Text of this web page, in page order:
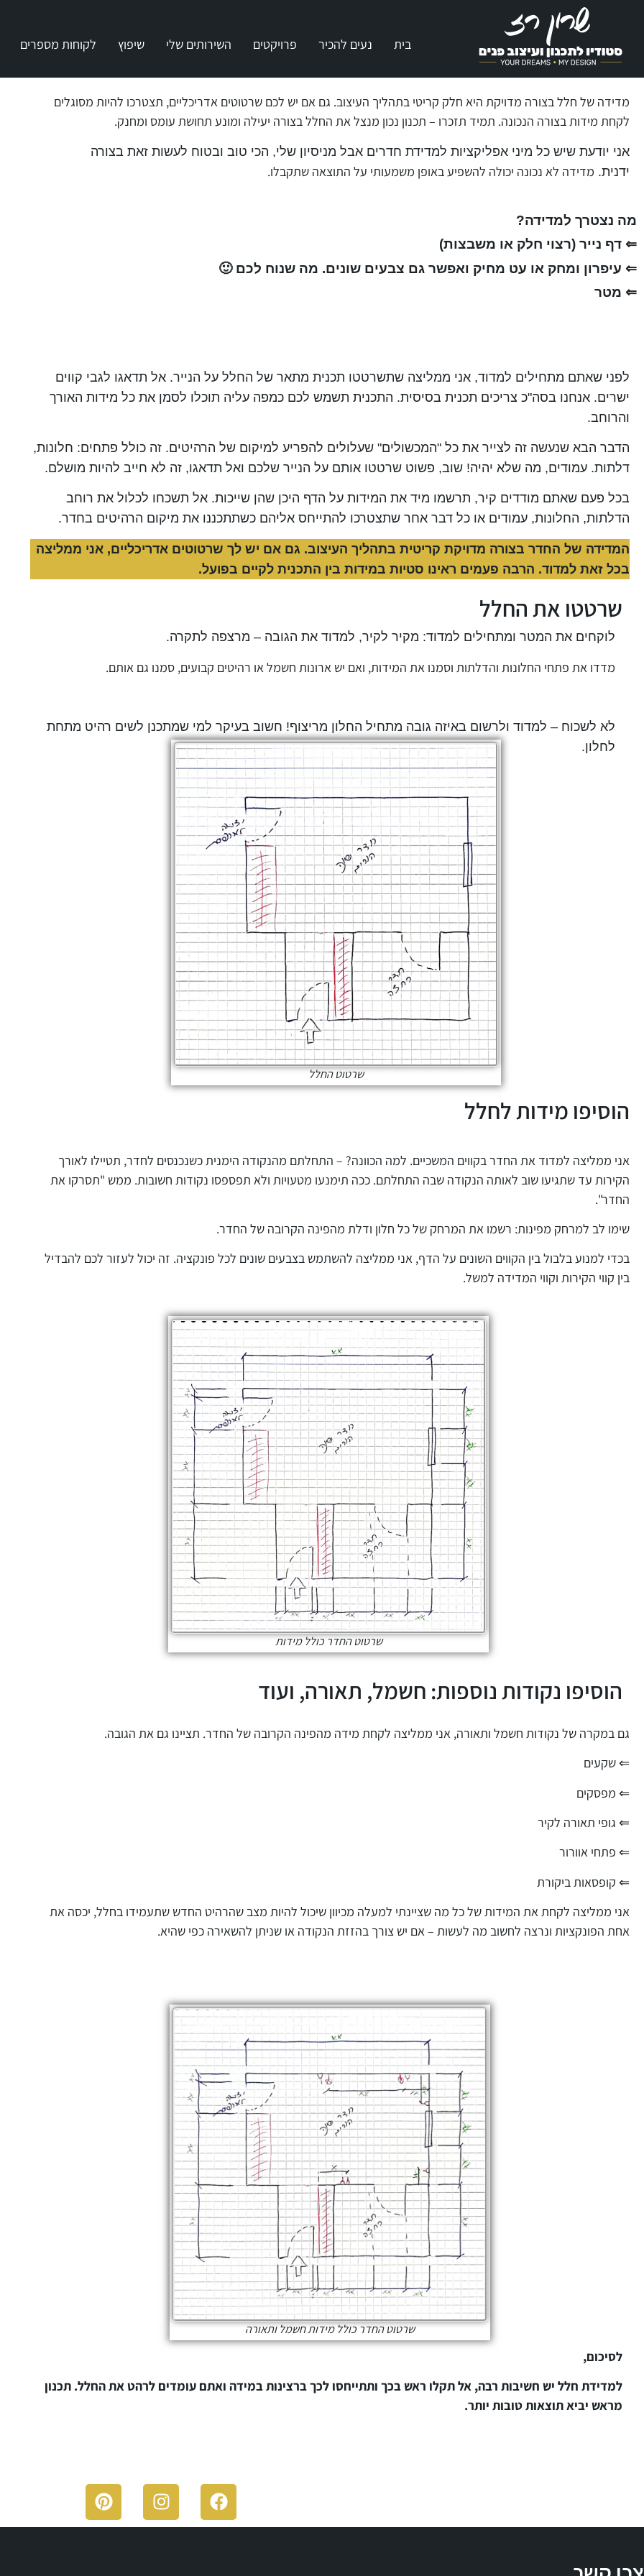
בית נעים להכיר פרויקטים השירותים שלי שיפוץ לקוחות מספרים
מדידה של חלל בצורה מדויקת היא חלק קריטי בתהליך העיצוב. גם אם יש לכם שרטוטים אדריכליים, תצטרכו להיות מסוגלים
לקחת מידות בצורה הנכונה. תמיד תזכרו – תכנון נכון מנצל את החלל בצורה יעילה ומונע תחושת עומס ומחנק.
אני יודעת שיש כל מיני אפליקציות למדידת חדרים אבל מניסיון שלי, הכי טוב ובטוח לעשות זאת בצורה
ידנית. מדידה לא נכונה יכולה להשפיע באופן משמעותי על התוצאה שתקבלו.
מה נצטרך למדידה?
⇐ דף נייר (רצוי חלק או משבצות)
⇐ עיפרון ומחק או עט מחיק ואפשר גם צבעים שונים. מה שנוח לכם 🙂
⇐ מטר
לפני שאתם מתחילים למדוד, אני ממליצה שתשרטטו תכנית מתאר של החלל על הנייר. אל תדאגו לגבי קווים
ישרים. אנחנו בסה"כ צריכים תכנית בסיסית. התכנית תשמש לכם כמפה עליה תוכלו לסמן את כל מידות האורך
והרוחב.
הדבר הבא שנעשה זה לצייר את כל "המכשולים" שעלולים להפריע למיקום של הרהיטים. זה כולל פתחים: חלונות,
דלתות. עמודים, מה שלא יהיה! שוב, פשוט שרטטו אותם על הנייר שלכם ואל תדאגו, זה לא חייב להיות מושלם.
בכל פעם שאתם מודדים קיר, תרשמו מיד את המידות על הדף היכן שהן שייכות. אל תשכחו לכלול את רוחב
הדלתות, החלונות, עמודים או כל דבר אחר שתצטרכו להתייחס אליהם כשתתכננו את מיקום הרהיטים בחדר.
המדידה של החדר בצורה מדויקת קריטית בתהליך העיצוב. גם אם יש לך שרטוטים אדריכליים, אני ממליצה
בכל זאת למדוד. הרבה פעמים ראינו סטיות במידות בין התכנית לקיים בפועל.
שרטטו את החלל
לוקחים את המטר ומתחילים למדוד: מקיר לקיר, למדוד את הגובה – מרצפה לתקרה.
מדדו את פתחי החלונות והדלתות וסמנו את המידות, ואם יש ארונות חשמל או רהיטים קבועים, סמנו גם אותם.
לא לשכוח – למדוד ולרשום באיזה גובה מתחיל החלון מריצוף! חשוב בעיקר למי שמתכנן לשים רהיט מתחת
לחלון.
שרטוט החלל
הוסיפו מידות לחלל
אני ממליצה למדוד את החדר בקווים המשכיים. למה הכוונה? – התחלתם מהנקודה הימנית כשנכנסים לחדר, תטיילו לאורך
הקירות עד שתגיעו שוב לאותה הנקודה שבה התחלתם. ככה תימנעו מטעויות ולא תפספסו נקודות חשובות. ממש "תסרקו את
החדר".
שימו לב למרחק מפינות: רשמו את המרחק של כל חלון ודלת מהפינה הקרובה של החדר.
בכדי למנוע בלבול בין הקווים השונים על הדף, אני ממליצה להשתמש בצבעים שונים לכל פונקציה. זה יכול לעזור לכם להבדיל
בין קווי הקירות וקווי המדידה למשל.
שרטוט החדר כולל מידות
הוסיפו נקודות נוספות: חשמל, תאורה, ועוד
גם במקרה של נקודות חשמל ותאורה, אני ממליצה לקחת מידה מהפינה הקרובה של החדר. תציינו גם את הגובה.
⇐ שקעים
⇐ מפסקים
⇐ גופי תאורה לקיר
⇐ פתחי אוורור
⇐ קופסאות ביקורת
אני ממליצה לקחת את המידות של כל מה שציינתי למעלה מכיוון שיכול להיות מצב שהרהיט החדש שתעמידו בחלל, יכסה את
אחת הפונקציות ונרצה לחשוב מה לעשות – אם יש צורך בהזזת הנקודה או שניתן להשאירה כפי שהיא.
שרטוט החדר כולל מידות חשמל ותאורה
לסיכום,
למדידת חלל יש חשיבות רבה, אל תקלו ראש בכך ותתייחסו לכך ברצינות במידה ואתם עומדים לרהט את החלל. תכנון
מראש יביא תוצאות טובות יותר.